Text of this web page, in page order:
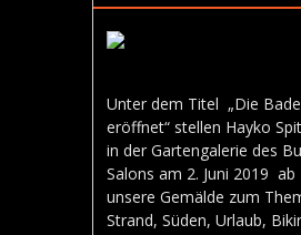
Unter dem Titel „Die
eröffnet“ stellen Hayko
in der Gartengalerie des
Salons am 2. Juni 2019 ab
unsere Gemälde zum
Strand, Süden, Urlaub,